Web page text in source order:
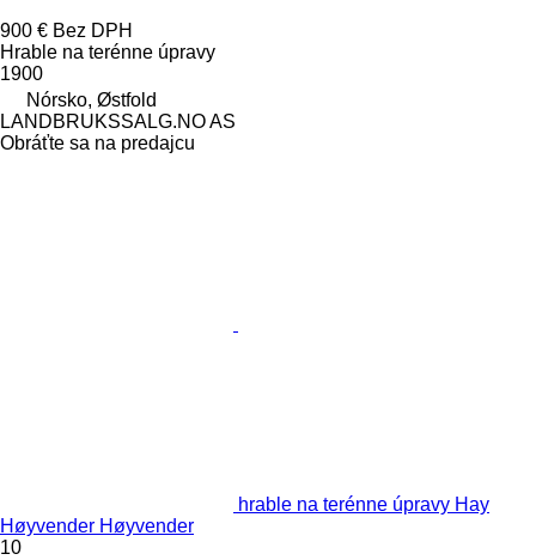
900 € Bez DPH
Hrable na terénne úpravy
1900
Nórsko, Østfold
LANDBRUKSSALG.NO AS
Obráťte sa na predajcu
hrable na terénne úpravy Hay
Høyvender Høyvender
10